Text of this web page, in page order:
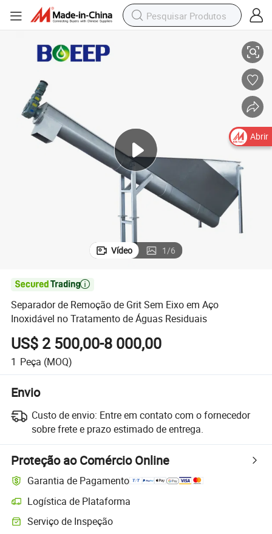
Vídeo 1/6

Separador de Remoção de Grit Sem Eixo em Aço
Inoxidável no Tratamento de Águas Residuais
US$ 2 500,00-8 000,00
1 Peça (MOQ)
Envio
Custo de envio: Entre em contato com o fornecedor
sobre frete e prazo estimado de entrega.
Proteção ao Comércio Online
Garantia de Pagamento
Logística de Plataforma
Rastreamento de remessas mais claro com logística suportada pela
Serviço de Inspeção
Inspeção pré-envio opcional para verificação de qualidade e
Abrir